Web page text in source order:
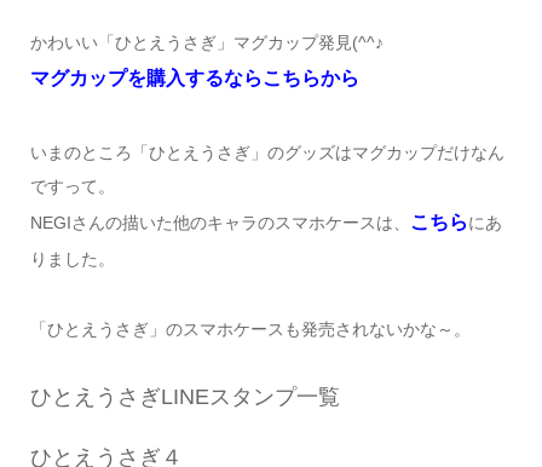
かわいい「ひとえうさぎ」マグカップ発見(^^♪
マグカップを購入するならこちらから
いまのところ「ひとえうさぎ」のグッズはマグカップだけなん
ですって。
NEGIさんの描いた他のキャラのスマホケースは、 こちらにあ
りました。
「ひとえうさぎ」のスマホケースも発売されないかな～。
ひとえうさぎLINEスタンプ一覧
ひとえうさぎ４